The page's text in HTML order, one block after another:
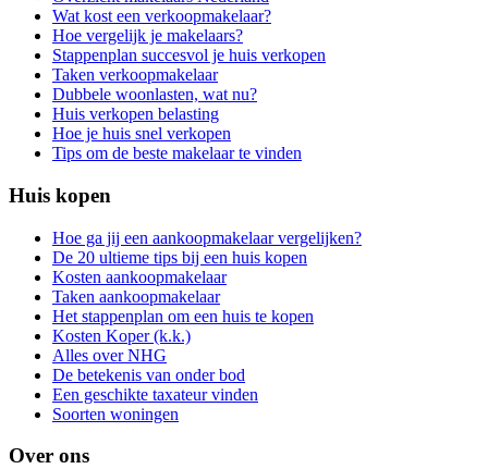
Wat kost een verkoopmakelaar?
Hoe vergelijk je makelaars?
Stappenplan succesvol je huis verkopen
Taken verkoopmakelaar
Dubbele woonlasten, wat nu?
Huis verkopen belasting
Hoe je huis snel verkopen
Tips om de beste makelaar te vinden
Huis kopen
Hoe ga jij een aankoopmakelaar vergelijken?
De 20 ultieme tips bij een huis kopen
Kosten aankoopmakelaar
Taken aankoopmakelaar
Het stappenplan om een huis te kopen
Kosten Koper (k.k.)
Alles over NHG
De betekenis van onder bod
Een geschikte taxateur vinden
Soorten woningen
Over ons